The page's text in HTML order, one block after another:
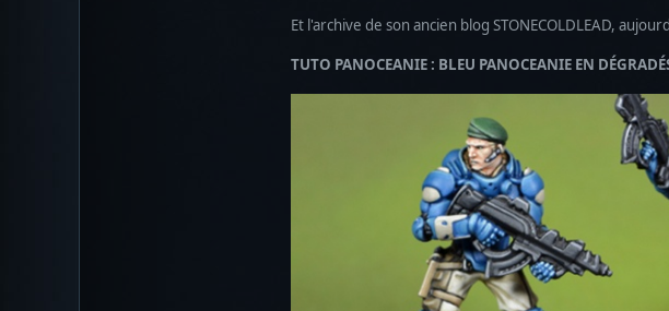
Et l'archive de son ancien blog STONECOLDLEAD,
TUTO PANOCEANIE : BLEU PANOCEANIE EN